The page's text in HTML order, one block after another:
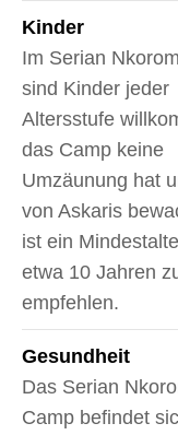
Kinder
Im Serian
sind Kinder jeder
Altersstufe
das Camp keine
Umzäunung hat
von Askaris
ist ein
etwa 10 Jahren
empfehlen.
Gesundheit
Das Serian
Camp befindet